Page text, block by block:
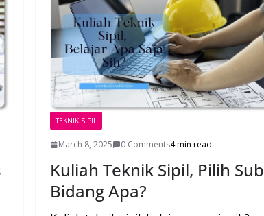
TEKNIK SIPIL
March 8, 2025 0 Comments4 min read
Kuliah Teknik Sipil, Pilih Sub
Bidang Apa?